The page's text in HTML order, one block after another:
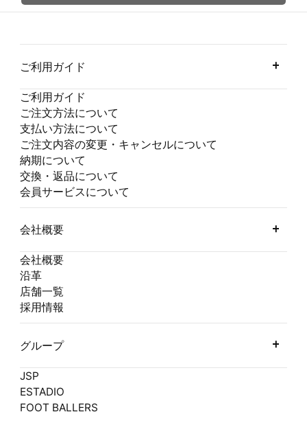
ご利用ガイド
ご利用ガイド
ご注文方法について
支払い方法について
ご注文内容の変更・キャンセルについて
納期について
交換・返品について
会員サービスについて
会社概要
会社概要
沿革
店舗一覧
採用情報
グループ
JSP
ESTADIO
FOOT BALLERS